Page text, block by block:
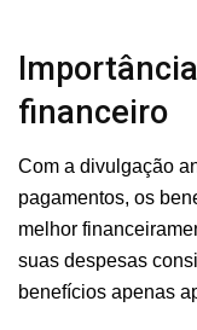
financeiro
Com a divulgação
pagamentos, os
melhor
suas despesas
benefícios apenas